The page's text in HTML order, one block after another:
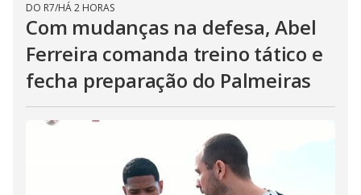
DO R7/HÁ 2 HORAS
Com mudanças na defesa, Abel
Ferreira comanda treino tático e
fecha preparação do Palmeiras